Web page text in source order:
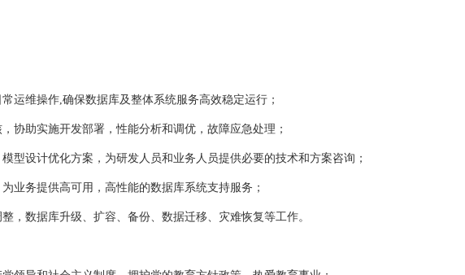
维操作,确保数据库及整体系统服务高效稳定运行；
助实施开发部署，性能分析和调优，故障应急处理；
设计优化方案，为研发人员和业务人员提供必要的技术和方案咨询；
务提供高可用，高性能的数据库系统支持服务；
数据库升级、扩容、备份、数据迁移、灾难恢复等工作。